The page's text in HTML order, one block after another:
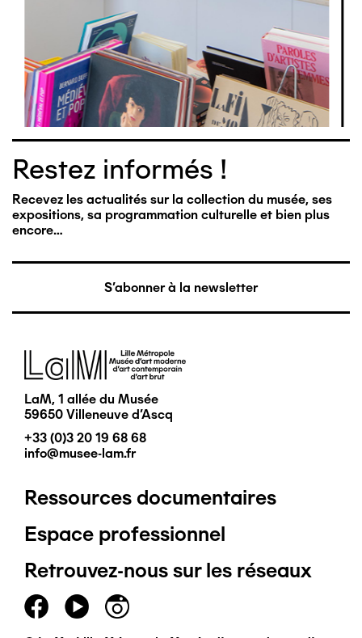
Restez informés !
Recevez les actualités sur la collection du musée, ses
expositions, sa programmation culturelle et bien plus
encore…
S'abonner à la newsletter
Image
LaM, 1 allée du Musée
59650 Villeneuve d'Ascq
+33 (0)3 20 19 68 68
info@musee-lam.fr
Pied
de
page
principal
Ressources documentaires
Espace professionnel
Retrouvez-nous sur les réseaux